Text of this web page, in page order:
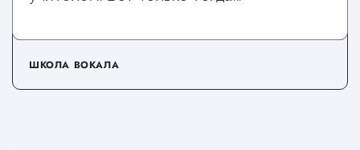
ШКОЛА ВОКАЛА